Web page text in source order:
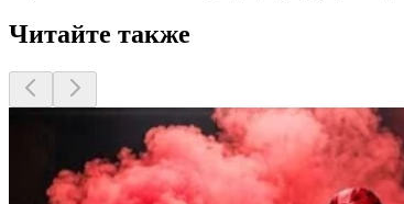
Читайте также